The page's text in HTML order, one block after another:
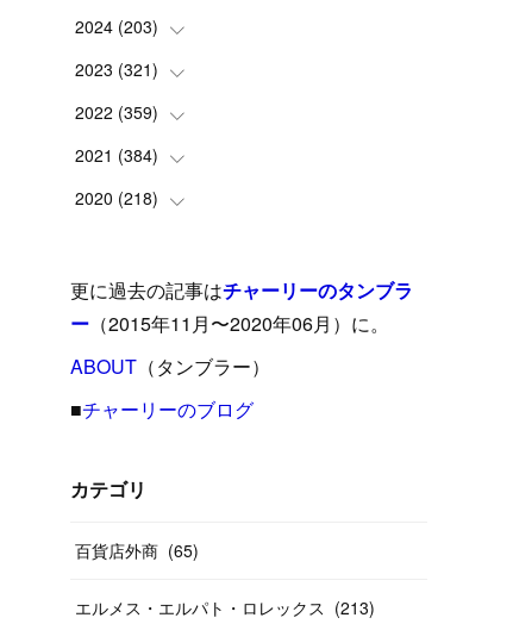
(1)
(8)
(6)
(9)
(5 )
15
(24)
(8 )
17
2024 (203)
(24)
(10)
(18)
(17)
16
(12)
(19 )
(13
( 12
2023 (321)
(25)
(17)
(35)
33 )
(26)
(27 )
(29
(26
2022 (359)
(42)
(37)
(31)
(31)
(31 )
(26
(14
(20
2021 (384)
(9)
(39)
(23)
(40 )
(55
(20
(10
2020 (218)
(24)
(42)
(24 )
(33
(20
更に過去の記事はチャーリーのタンブラ
ー （2015年11月〜2020年06月）に。
ABOUT （タンブラー）
■チャーリーのブログ
カテゴリ
百貨店外商 (65)
エルメス・エルパト・ロレックス (213)